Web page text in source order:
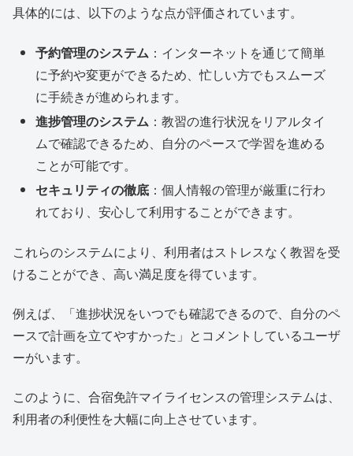
具体的には、以下のような点が評価されています。
予約管理のシステム ：インターネットを通じて簡単
に予約や変更ができるため、忙しい方でもスムーズ
に手続きが進められます。
進捗管理のシステム ：教習の進行状況をリアルタイ
ムで確認できるため、自分のペースで学習を進める
ことが可能です。
セキュリティの徹底 ：個人情報の管理が厳重に行わ
れており、安心して利用することができます。
これらのシステムにより、利用者はストレスなく教習を受
けることができ、高い満足度を得ています。
例えば、「進捗状況をいつでも確認できるので、自分のペ
ースで計画を立てやすかった」とコメントしているユーザ
ーがいます。
このように、合宿免許マイライセンスの管理システムは、
利用者の利便性を大幅に向上させています。